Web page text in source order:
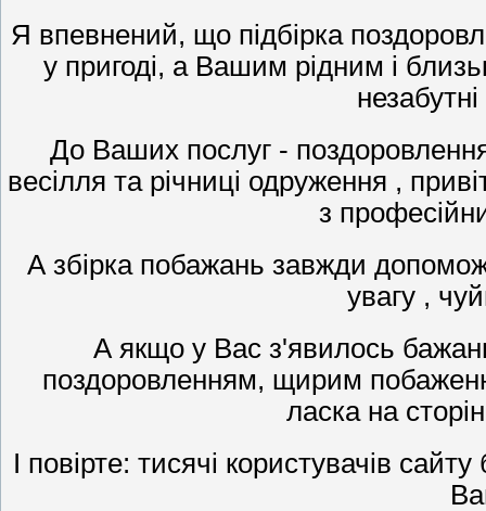
Я впевнений, що підбірка
у пригоді, а Вашим рідним і
До Ваших послуг -
весілля та річниці одруження ,
з
А збірка побажань завжди
увагу ,
А якщо у Вас з'явилось
поздоровленням, щирим
ласка на
І повірте: тисячі користувачів